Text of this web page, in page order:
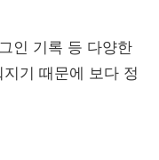
인 기록 등 다양한
기 때문에 보다 정